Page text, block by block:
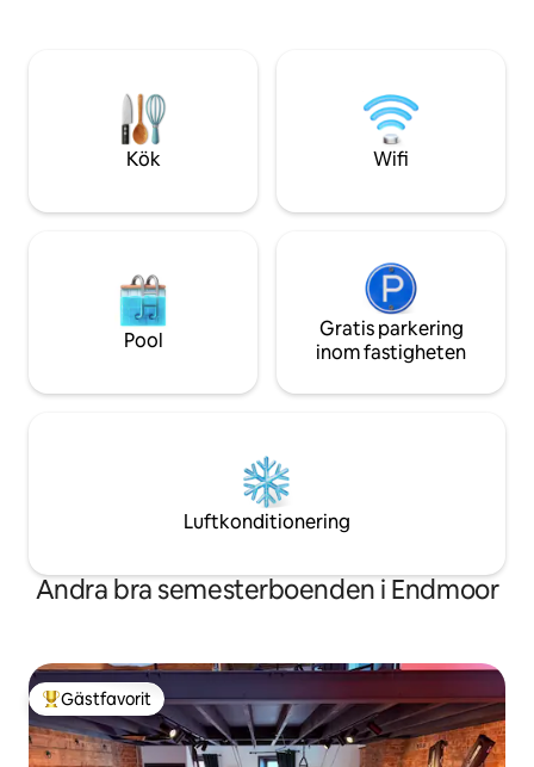
District tillhandahålls. 600 meg
bredband. 5 timmars gratis
elbilsladdning per natt. 10 % rabatt på
vistelser på 7 nätter eller längre.
chips En perfekt plats för att utforska
landsbygden
Kök Wifi
Pool
Gratis parkering
inom fastigheten
Luftkonditionering
Andra bra semesterboenden i Endmoor
Populär gästfavorit
Gästfavorit